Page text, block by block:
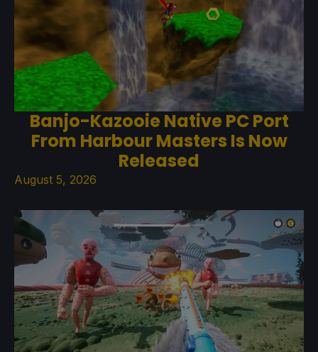
Banjo-Kazooie Native PC Port
From Harbour Masters Is Now
Released
August 5, 2026